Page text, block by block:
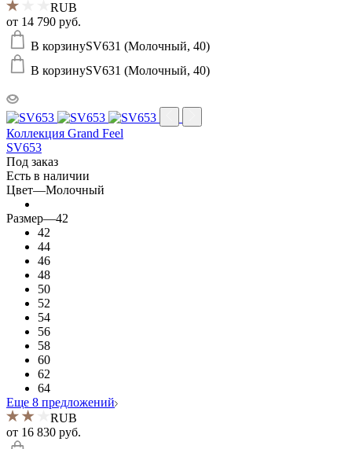
RUB
от 14 790 руб.
В корзинуSV631 (Молочный, 40)
В корзинуSV631 (Молочный, 40)
Коллекция Grand Feel
SV653
Под заказ
Есть в наличии
Цвет—Молочный
Размер—42
42
44
46
48
50
52
54
56
58
60
62
64
Еще 8 предложений
RUB
от 16 830 руб.